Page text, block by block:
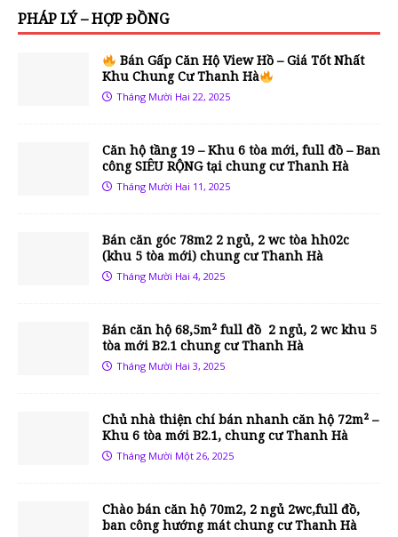
PHÁP LÝ – HỢP ĐỒNG
Bán Gấp Căn Hộ View Hồ – Giá Tốt Nhất
Khu Chung Cư Thanh Hà
Tháng Mười Hai 22, 2025
Căn hộ tầng 19 – Khu 6 tòa mới, full đồ – Ban
công SIÊU RỘNG tại chung cư Thanh Hà
Tháng Mười Hai 11, 2025
Bán căn góc 78m2 2 ngủ, 2 wc tòa hh02c
(khu 5 tòa mới) chung cư Thanh Hà
Tháng Mười Hai 4, 2025
Bán căn hộ 68,5m² full đồ 2 ngủ, 2 wc khu 5
tòa mới B2.1 chung cư Thanh Hà
Tháng Mười Hai 3, 2025
Chủ nhà thiện chí bán nhanh căn hộ 72m² –
Khu 6 tòa mới B2.1, chung cư Thanh Hà
Tháng Mười Một 26, 2025
Chào bán căn hộ 70m2, 2 ngủ 2wc,full đồ,
ban công hướng mát chung cư Thanh Hà